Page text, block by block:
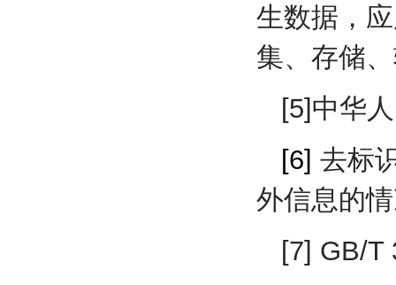
生数据，
集、存储
[5]中华
[6] 去标
外信息的
[7] GB/T